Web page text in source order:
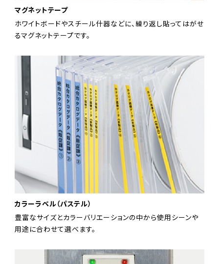
マグネットテープ
ホワイトボードやスチール什器などに、繰り返し貼ってはがせ
るマグネットテープです。
カラーラベル（パステル）
豊富なサイズとカラーバリエーションの中から使用シーンや
用途に合わせて選べます。